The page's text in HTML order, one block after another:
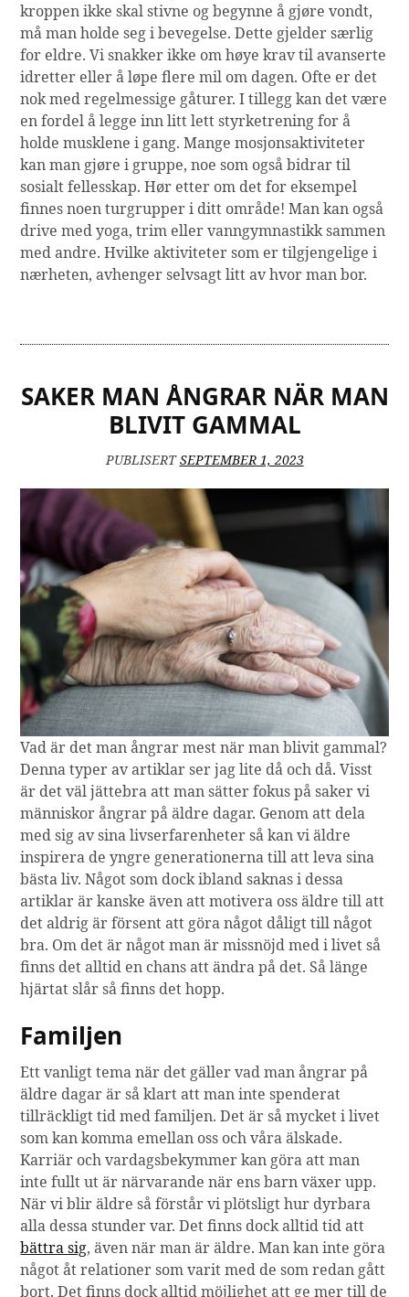
kroppen ikke skal stivne og begynne å gjøre vondt,
må man holde seg i bevegelse. Dette gjelder særlig
for eldre. Vi snakker ikke om høye krav til avanserte
idretter eller å løpe flere mil om dagen. Ofte er det
nok med regelmessige gåturer. I tillegg kan det være
en fordel å legge inn litt lett styrketrening for å
holde musklene i gang. Mange mosjonsaktiviteter
kan man gjøre i gruppe, noe som også bidrar til
sosialt fellesskap. Hør etter om det for eksempel
finnes noen turgrupper i ditt område! Man kan også
drive med yoga, trim eller vanngymnastikk sammen
med andre. Hvilke aktiviteter som er tilgjengelige i
nærheten, avhenger selvsagt litt av hvor man bor.
SAKER MAN ÅNGRAR NÄR MAN
BLIVIT GAMMAL
PUBLISERTSEPTEMBER 1, 2023
Vad är det man ångrar mest när man blivit gammal?
Denna typer av artiklar ser jag lite då och då. Visst
är det väl jättebra att man sätter fokus på saker vi
människor ångrar på äldre dagar. Genom att dela
med sig av sina livserfarenheter så kan vi äldre
inspirera de yngre generationerna till att leva sina
bästa liv. Något som dock ibland saknas i dessa
artiklar är kanske även att motivera oss äldre till att
det aldrig är försent att göra något dåligt till något
bra. Om det är något man är missnöjd med i livet så
finns det alltid en chans att ändra på det. Så länge
hjärtat slår så finns det hopp.
Familjen
Ett vanligt tema när det gäller vad man ångrar på
äldre dagar är så klart att man inte spenderat
tillräckligt tid med familjen. Det är så mycket i livet
som kan komma emellan oss och våra älskade.
Karriär och vardagsbekymmer kan göra att man
inte fullt ut är närvarande när ens barn växer upp.
När vi blir äldre så förstår vi plötsligt hur dyrbara
alla dessa stunder var. Det finns dock alltid tid att
bättra sig, även när man är äldre. Man kan inte göra
något åt relationer som varit med de som redan gått
bort. Det finns dock alltid möjlighet att ge mer till de